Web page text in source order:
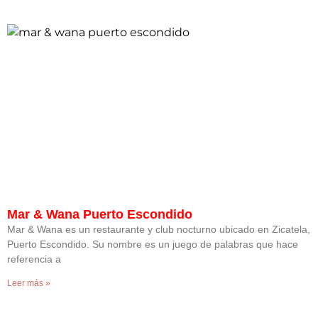
Mar & Wana Puerto Escondido
Mar & Wana es un restaurante y club nocturno ubicado en Zicatela,
Puerto Escondido. Su nombre es un juego de palabras que hace
referencia a
Leer más »